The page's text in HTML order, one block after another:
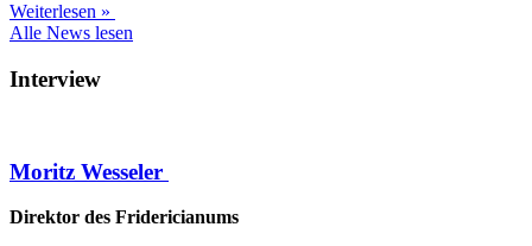
Weiterlesen »
Alle News lesen
Interview
Moritz Wesseler
Direk­tor des Fridericianums